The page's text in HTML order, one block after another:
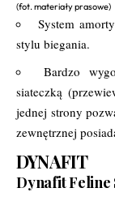
(fot. materiały prasowe)
System
stylu biegania.
Bardzo
siateczką
jednej strony
zewnętrznej
DYNAFIT
Dynafit Feline